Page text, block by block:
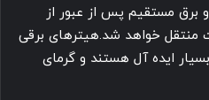
برق مستقیم پس از عبور از
منتقل خواهد شد.هیترهای برقی
ایده آل هستند و گرمای